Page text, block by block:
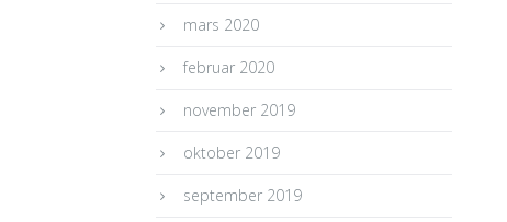
mars 2020
februar 2020
november 2019
oktober 2019
september 2019